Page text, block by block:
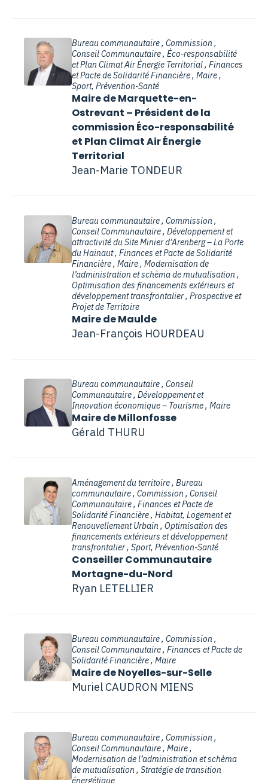
Bureau communautaire , Commission ,
Conseil Communautaire , Éco-responsabilité
et Plan Climat Air Énergie Territorial , Finances
et Pacte de Solidarité Financière , Maire ,
Sport, Prévention-Santé
Maire de Marquette-en-
Ostrevant – Président de la
commission Éco-responsabilité
et Plan Climat Air Énergie
Territorial
Jean-Marie TONDEUR
Bureau communautaire , Commission ,
Conseil Communautaire , Développement et
attractivité du Site Minier d’Arenberg – La Porte
du Hainaut , Finances et Pacte de Solidarité
Financière , Maire , Modernisation de
l’administration et schèma de mutualisation ,
Optimisation des financements extérieurs et
développement transfrontalier , Prospective et
Projet de Territoire
Maire de Maulde
Jean-François HOURDEAU
Bureau communautaire , Conseil
Communautaire , Développement et
Innovation économique – Tourisme , Maire
Maire de Millonfosse
Gérald THURU
Aménagement du territoire , Bureau
communautaire , Commission , Conseil
Communautaire , Finances et Pacte de
Solidarité Financière , Habitat, Logement et
Renouvellement Urbain , Optimisation des
financements extérieurs et développement
transfrontalier , Sport, Prévention-Santé
Conseiller Communautaire
Mortagne-du-Nord
Ryan LETELLIER
Bureau communautaire , Commission ,
Conseil Communautaire , Finances et Pacte de
Solidarité Financière , Maire
Maire de Noyelles-sur-Selle
Muriel CAUDRON MIENS
Bureau communautaire , Commission ,
Conseil Communautaire , Maire ,
Modernisation de l’administration et schèma
de mutualisation , Stratégie de transition
énergétique